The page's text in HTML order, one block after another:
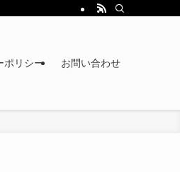
ポリシー お問い合わせ